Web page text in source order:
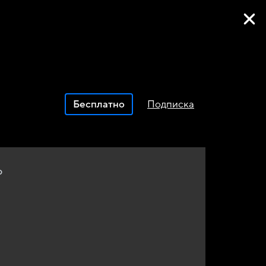
Бесплатно Подписка